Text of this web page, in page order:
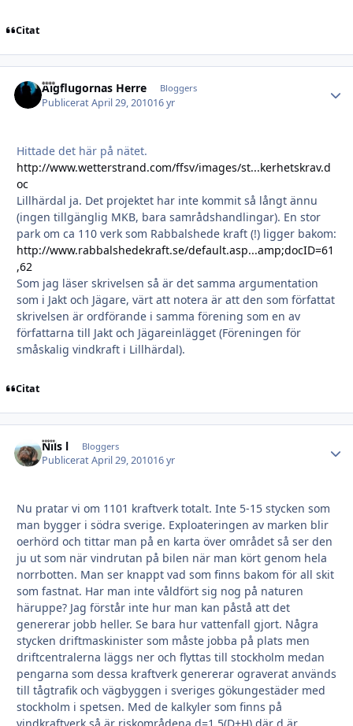
Citat
Älgflugornas Herre Bloggers
PubliceratApril 29, 201016 yr
Hittade det här på nätet.
http://www.wetterstrand.com/ffsv/images/st...kerhetskrav.d
oc
Lillhärdal ja. Det projektet har inte kommit så långt ännu
(ingen tillgänglig MKB, bara samrådshandlingar). En stor
park om ca 110 verk som Rabbalshede kraft (!) ligger bakom:
http://www.rabbalshedekraft.se/default.asp...amp;docID=61
,62
Som jag läser skrivelsen så är det samma argumentation
som i Jakt och Jägare, värt att notera är att den som författat
skrivelsen är ordförande i samma förening som en av
författarna till Jakt och Jägareinlägget (Föreningen för
småskalig vindkraft i Lillhärdal).
Citat
Nils l Bloggers
PubliceratApril 29, 201016 yr
Nu pratar vi om 1101 kraftverk totalt. Inte 5-15 stycken som
man bygger i södra sverige. Exploateringen av marken blir
oerhörd och tittar man på en karta över området så ser den
ju ut som när vindrutan på bilen när man kört genom hela
norrbotten. Man ser knappt vad som finns bakom för all skit
som fastnat. Har man inte våldfört sig nog på naturen
häruppe? Jag förstår inte hur man kan påstå att det
genererar jobb heller. Se bara hur vattenfall gjort. Några
stycken driftmaskinister som måste jobba på plats men
driftcentralerna läggs ner och flyttas till stockholm medan
pengarna som dessa kraftverk genererar ograverat används
till tågtrafik och vägbyggen i sveriges gökungestäder med
stockholm i spetsen. Med de kalkyler som finns på